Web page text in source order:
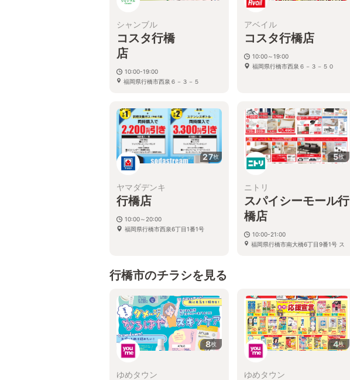
シャンブル
コスタ行橋
店
10:00-19:00
福岡県行橋市西泉６－３－５
アベイル
コスタ行橋店
10:00～19:00
福岡県行橋市西泉６－３－５０
27枚
ヤマダデンキ
行橋店
10:00～20:00
福岡県行橋市西泉6丁目1番1号
5枚
ニトリ
スパイシーモール行
橋店
10:00-21:00
福岡県行橋市南大橋6丁目9番1号 ス
行橋市のチラシを見る
8枚
ゆめタウン
4枚
ゆめタウン